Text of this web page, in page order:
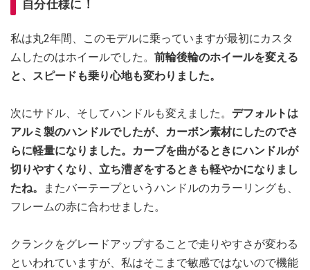
自分仕様に！
私は丸2年間、このモデルに乗っていますが最初にカスタ
ムしたのはホイールでした。 前輪後輪のホイールを変える
と、スピードも乗り心地も変わりました。
次にサドル、そしてハンドルも変えました。 デフォルトは
アルミ製のハンドルでしたが、カーボン素材にしたのでさ
らに軽量になりました。カーブを曲がるときにハンドルが
切りやすくなり、立ち漕ぎをするときも軽やかになりまし
たね。
またバーテープというハンドルのカラーリングも、
フレームの赤に合わせました。
クランクをグレードアップすることで走りやすさが変わる
といわれていますが、私はそこまで敏感ではないので機能